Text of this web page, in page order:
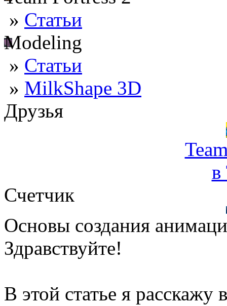
» Статьи
Modeling
» Статьи
» MilkShape 3D
Друзья
в
Счетчик
Основы создания
Здравствуйте!
В этой статье я